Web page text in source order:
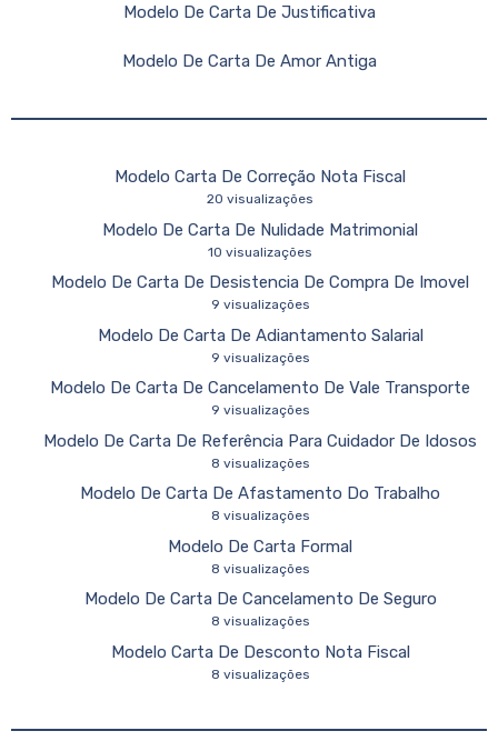
Modelo De Carta De Justificativa
Modelo De Carta De Amor Antiga
Modelo Carta De Correção Nota Fiscal
20 visualizações
Modelo De Carta De Nulidade Matrimonial
10 visualizações
Modelo De Carta De Desistencia De Compra De Imovel
9 visualizações
Modelo De Carta De Adiantamento Salarial
9 visualizações
Modelo De Carta De Cancelamento De Vale Transporte
9 visualizações
Modelo De Carta De Referência Para Cuidador De Idosos
8 visualizações
Modelo De Carta De Afastamento Do Trabalho
8 visualizações
Modelo De Carta Formal
8 visualizações
Modelo De Carta De Cancelamento De Seguro
8 visualizações
Modelo Carta De Desconto Nota Fiscal
8 visualizações